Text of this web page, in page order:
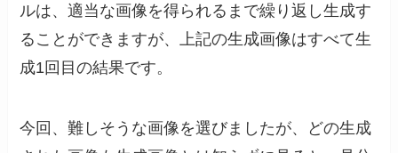
ルは、適当な画像を得られるまで繰り返し生成す
ることができますが、上記の生成画像はすべて生
成1回目の結果です。
今回、難しそうな画像を選びましたが、どの生成